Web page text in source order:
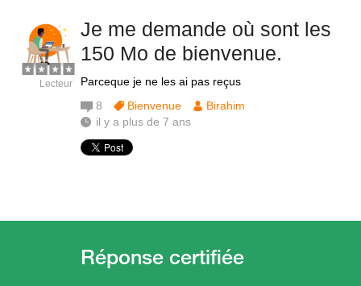
Je me demande où sont les
150 Mo de bienvenue.
Parceque je ne les ai pas reçus
Lecteur
8 Bienvenue
Birahim
il y a plus de 7 ans